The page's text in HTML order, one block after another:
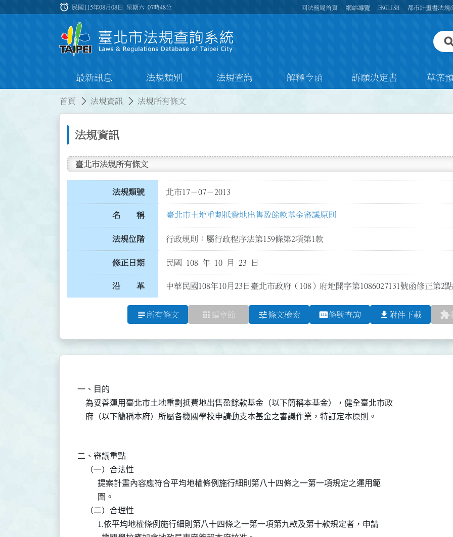
:::
alarm 民國115年08月08日 星期六07時48分 回法務局首頁 網站導覽 ENGLISH 都市計畫書法規
最新訊息 法規類別 法規查詢 解釋令函 訴願決定書 草案
首頁 法規資訊 法規所有條文
法規資訊
臺北市法規所有條文
法規類號 北市17－07－2013
名 稱 臺北市土地重劃抵費地出售盈餘款基金審議原則
法規位階 行政規則：屬行政程序法第159條第2項第1款
修正日期 民國 108 年 10 月 23 日
沿 革 中華民國108年10月23日臺北市政府（108）府地開字第1086027131號函修正第2
subject 所有條文 apps 編章節 tune條文檢索 pin條號查詢 file_download 附件下載 extension
一、目的
    為妥善運用臺北市土地重劃抵費地出售盈餘款基金（以下簡稱本基金），健全臺北市政
二、審議重點
    （一）合法性
          提案計畫內容應符合平均地權條例施行細則第八十四條之一第一項規定之運用範
          圍。
    （二）合理性
          1.依平均地權條例施行細則第八十四條之一第一項第九款及第十款規定者，申請